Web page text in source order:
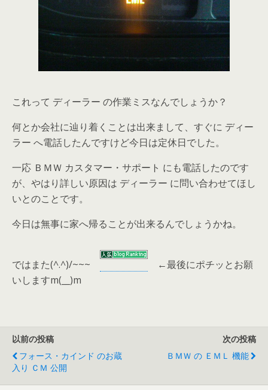
これって ディーラー の作業ミスなんでしょうか？
何とか会社に辿り着くことは出来まして、すぐに ディー
ラー へ電話したんですけど今日は定休日でした。
一応 ＢＭＷ カスタマー・サポート にも電話したのです
が、やはり詳しい原因は ディーラー に問い合わせてほし
いとのことです。
今日は無事に家へ帰ることが出来るんでしょうかね。
ではまた(^.^)/~~~ ←最後にポチッとお願
いしますm(__)m
以前の投稿
フォース・カインド のお蔵
入り ＣＭ 公開
次の投稿
ＢＭＷ の ＥＭＬ 機能